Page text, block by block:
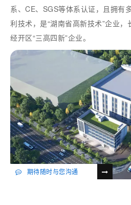
系、CE、SGS等体系认证，且拥有
利技术，是“湖南省高新技术”企业，
经开区“三高四新”企业。
期待随时与您沟通